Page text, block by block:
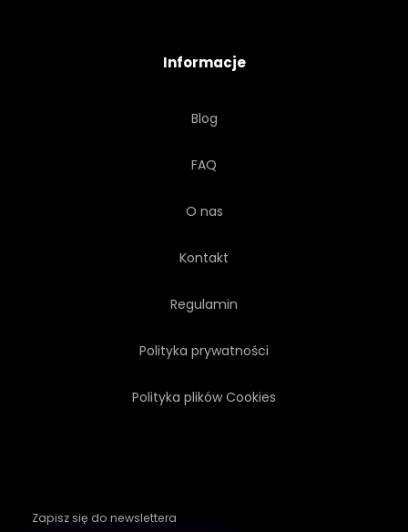
Informacje
Blog
FAQ
O nas
Kontakt
Regulamin
Polityka prywatności
Polityka plików Cookies
Zapisz się do newslettera